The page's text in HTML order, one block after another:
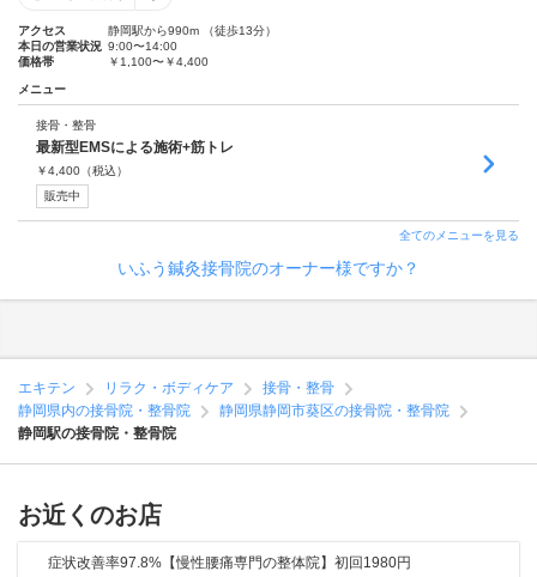
アクセス
静岡駅から990m （徒歩13分）
本日の営業状況 9:00〜14:00
価格帯
￥1,100〜￥4,400
メニュー
接骨・整骨
最新型EMSによる施術+筋トレ
￥4,400 （税込）
販売中
全てのメニューを見る
いふう鍼灸接骨院のオーナー様ですか？
エキテン リラク・ボディケア
接骨・整骨
静岡県内の接骨院・整骨院
静岡県静岡市葵区の接骨院・整骨院
静岡駅の接骨院・整骨院
お近くのお店
症状改善率97.8%【慢性腰痛専門の整体院】初回1980円